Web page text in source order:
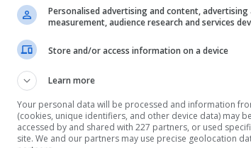
SPRACHEN
Personalised advertising and content,
measurement, audience research and services
Store and/or access information on a device
Learn more
Your personal data will be processed and information
(cookies, unique identifiers, and other device data) may
accessed by and shared with 227 partners, or used
site. We and our partners may use precise geolocation